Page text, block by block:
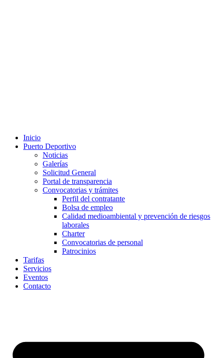
Inicio
Puerto Deportivo
Noticias
Galerías
Solicitud General
Portal de transparencia
Convocatorias y trámites
Perfil del contratante
Bolsa de empleo
Calidad medioambiental y prevención de riesgos
laborales
Charter
Convocatorias de personal
Patrocinios
Tarifas
Servicios
Eventos
Contacto